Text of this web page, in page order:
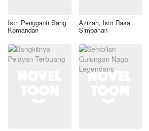
Istri Pengganti Sang
Komandan
Azizah, Istri Rasa
Simpanan